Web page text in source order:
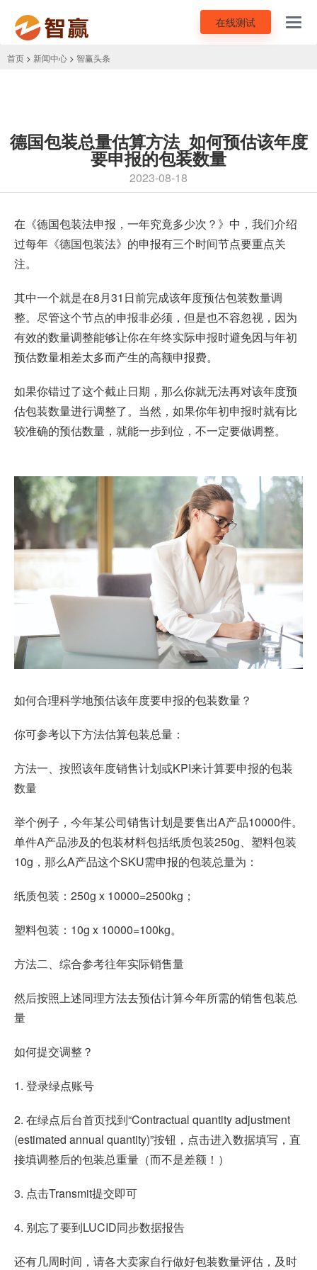
在线测试
首页 > 新闻中心 > 智赢头条
德国包装总量估算方法_如何预估该年度
要申报的包装数量
2023-08-18
在《德国包装法申报 ，一年究竟多少次？》中，我们介绍
过每年《德国包装法》的申报有三个时间节点要重点关
注。
其中一个就是在8月31日前完成该年度预估包装数量调
整。尽管这个节点的申报非必须，但是也不容忽视，因为
有效的数量调整能够让你在年终实际申报时避免因与年初
预估数量相差太多而产生的高额申报费。
如果你错过了这个截止日期，那么你就无法再对该年度预
估包装数量进行调整了。当然，如果你年初申报时就有比
较准确的预估数量，就能一步到位，不一定要做调整。
如何合理科学地预估该年度要申报的包装数量？
你可参考以下方法估算包装总量：
方法一、按照该年度销售计划或KPI来计算要申报的包装
数量
举个例子，今年某公司销售计划是要售出A产品10000件。
单件A产品涉及的包装材料包括纸质包装250g、塑料包装
10g，那么A产品这个SKU需申报的包装总量为：
纸质包装：250g x 10000=2500kg；
塑料包装：10g x 10000=100kg。
方法二、综合参考往年实际销售量
然后按照上述同理方法去预估计算今年所需的销售包装总
量
如何提交调整？
1. 登录绿点账号
2. 在绿点后台首页找到“Contractual quantity adjustment
(estimated annual quantity)”按钮，点击进入数据填写，直
接填调整后的包装总重量（而不是差额！）
3. 点击Transmit提交即可
4. 别忘了要到LUCID同步数据报告
还有几周时间，请各大卖家自行做好包装数量评估，及时